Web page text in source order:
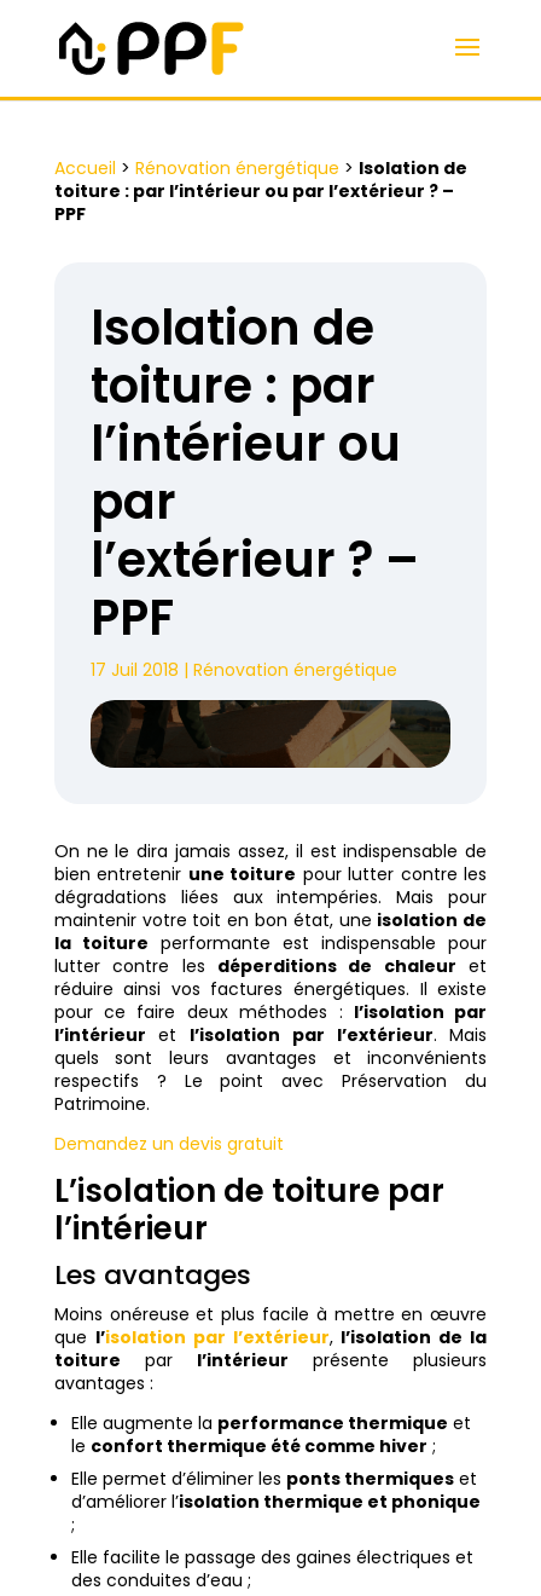
Accueil > Rénovation énergétique > Isolation de
toiture : par l’intérieur ou par l’extérieur ? –
PPF
Isolation de
toiture : par
l’intérieur ou
par
l’extérieur ? –
PPF
17 Juil 2018 | Rénovation énergétique
On ne le dira jamais assez, il est indispensable de
bien entretenir une toiture pour lutter contre les
dégradations liées aux intempéries. Mais pour
maintenir votre toit en bon état, une isolation de
la toiture performante est indispensable pour
lutter contre les déperditions de chaleur et
réduire ainsi vos factures énergétiques. Il existe
pour ce faire deux méthodes : l’isolation par
l’intérieur et l’isolation par l’extérieur. Mais
quels sont leurs avantages et inconvénients
respectifs ? Le point avec Préservation du
Patrimoine.
Demandez un devis gratuit
L’isolation de toiture par
l’intérieur
Les avantages
Moins onéreuse et plus facile à mettre en œuvre
que l’isolation par l’extérieur, l’isolation de la
toiture par l’intérieur présente plusieurs
avantages :
Elle augmente la performance thermique et
le confort thermique été comme hiver ;
Elle permet d’éliminer les ponts thermiqueset
d’améliorer l’isolation thermique et phonique
;
Elle facilite le passage des gaines électriques et
des conduites d’eau ;